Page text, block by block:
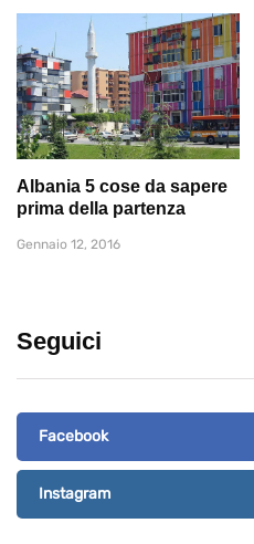
Albania 5 cose da sapere
prima della partenza
Gennaio 12, 2016
Seguici
Facebook
Instagram